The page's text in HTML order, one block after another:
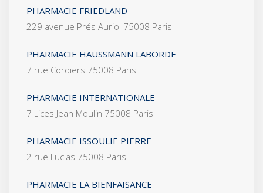
PHARMACIE FRIEDLAND
229 avenue Prés Auriol 75008 Paris
PHARMACIE HAUSSMANN LABORDE
7 rue Cordiers 75008 Paris
PHARMACIE INTERNATIONALE
7 Lices Jean Moulin 75008 Paris
PHARMACIE ISSOULIE PIERRE
2 rue Lucias 75008 Paris
PHARMACIE LA BIENFAISANCE